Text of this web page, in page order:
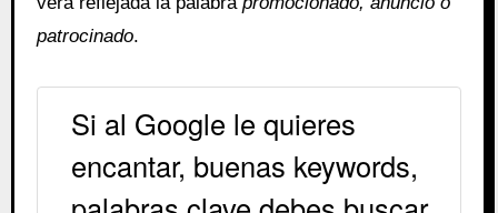
patrocinado.
Si al Google le quieres
encantar, buenas keywords,